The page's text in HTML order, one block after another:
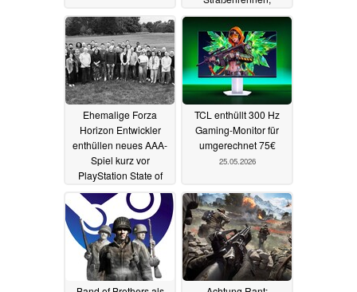
Rennstrecken und
Tuning02.06.2026
Ehemalige Forza
Horizon Entwickler
enthüllen neues AAA-
Spiel kurz vor
PlayStation State of
Play27.05.2026
TCL enthüllt 300 Hz
Gaming-Monitor für
umgerechnet 75€
25.05.2026